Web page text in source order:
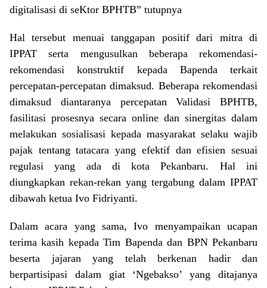
digitalisasi di seKtor BPHTB” tutupnya
Hal tersebut menuai tanggapan positif dari mitra di
IPPAT serta mengusulkan beberapa rekomendasi-
rekomendasi konstruktif kepada Bapenda terkait
percepatan-percepatan dimaksud. Beberapa rekomendasi
dimaksud diantaranya percepatan Validasi BPHTB,
fasilitasi prosesnya secara online dan sinergitas dalam
melakukan sosialisasi kepada masyarakat selaku wajib
pajak tentang tatacara yang efektif dan efisien sesuai
regulasi yang ada di kota Pekanbaru. Hal ini
diungkapkan rekan-rekan yang tergabung dalam IPPAT
dibawah ketua Ivo Fidriyanti.
Dalam acara yang sama, Ivo menyampaikan ucapan
terima kasih kepada Tim Bapenda dan BPN Pekanbaru
beserta jajaran yang telah berkenan hadir dan
berpartisipasi dalam giat ‘Ngebakso’ yang ditajanya